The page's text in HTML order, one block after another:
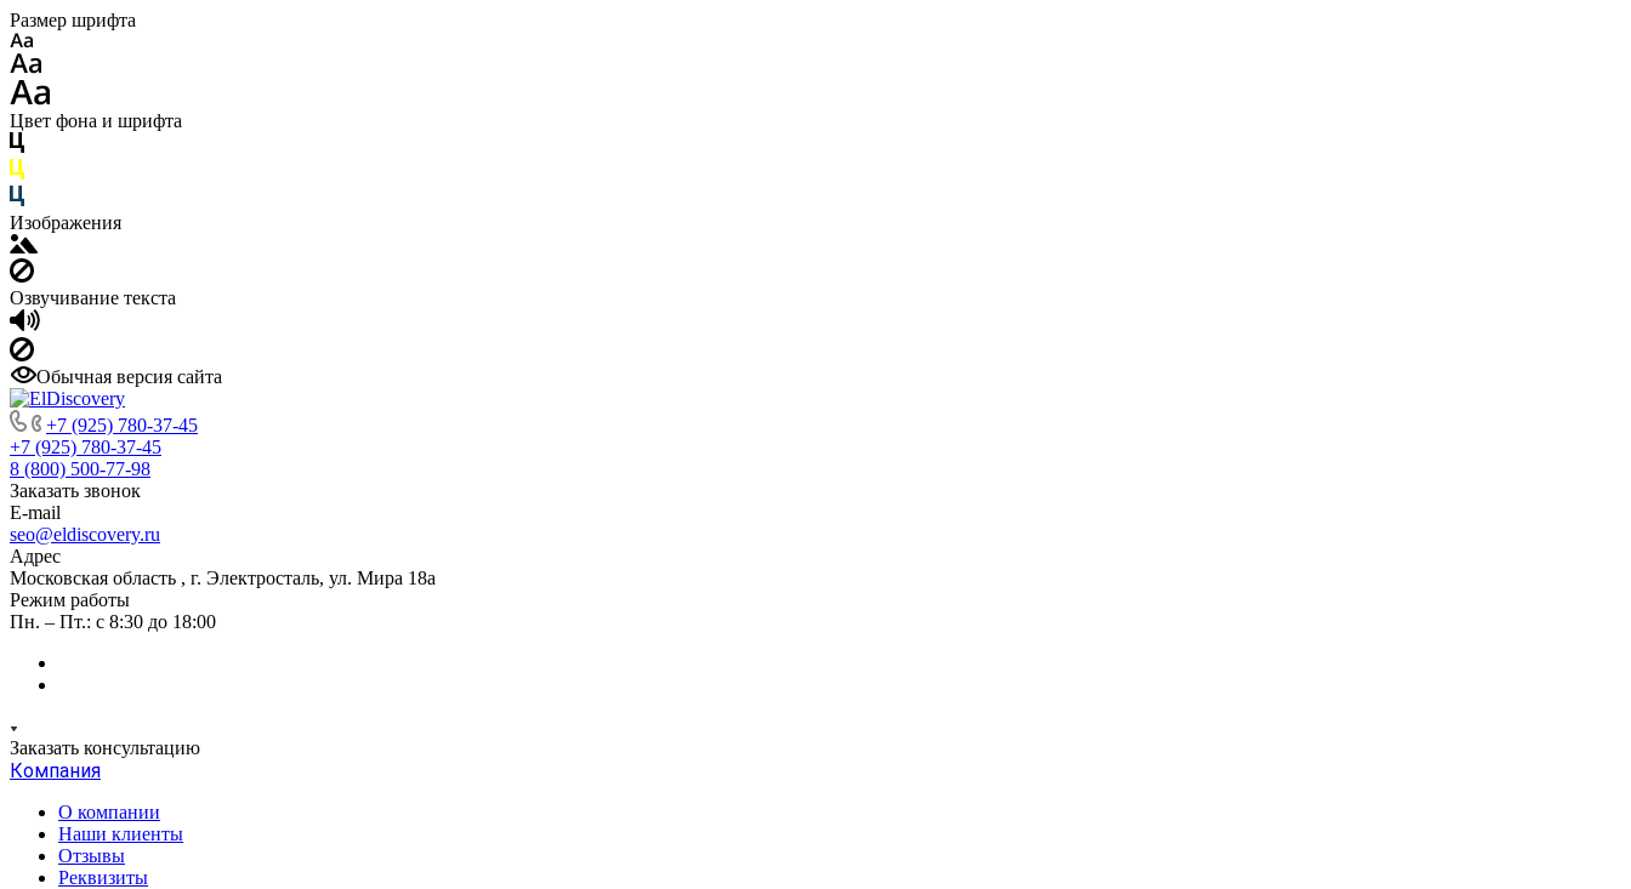
Размер шрифта
Цвет фона и шрифта
Изображения
Озвучивание текста
Обычная версия сайта
+7 (925) 780-37-45
+7 (925) 780-37-45
8 (800) 500-77-98
Заказать звонок
E-mail
seo@eldiscovery.ru
Адрес
Московская область , г. Электросталь, ул. Мира 18а
Режим работы
Пн. – Пт.: с 8:30 до 18:00
Заказать консультацию
Компания
О компании
Наши клиенты
Отзывы
Реквизиты